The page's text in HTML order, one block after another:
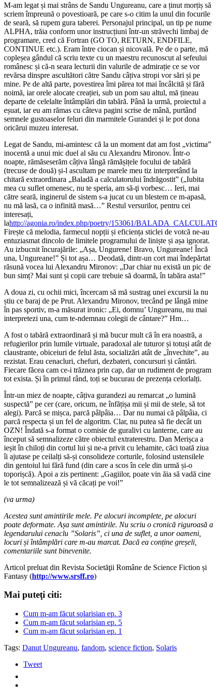
M-am legat și mai strâns de Sandu Ungureanu, care a ținut morțiș să
scriem împreună o povestioară, pe care s-o citim la unul din focurile
de seară, să rupem gura taberei. Personajul principal, un tip pe nume
ALPHA, trăia conform unor instrucțiuni într-un străvechi limbaj de
programare, cred că Fortran (GO TO, RETURN, ENDFILE,
CONTINUE etc.). Eram între ciocan și nicovală. Pe de o parte, mă
copleșea gândul că scriu texte cu un maestru recunoscut al sefeului
românesc și că-n seara lecturii din valurile de admirație ce se vor
revărsa dinspre ascultători către Sandu câțiva stropi vor sări și pe
mine. Pe de altă parte, povestirea îmi părea tot mai încâlcită și fără
noimă, iar orele alocate creației, sub un pom sau altul, mă țineau
departe de celelalte întâmplări din tabără. Până la urmă, proiectul a
eșuat, iar eu am rămas cu câteva pagini scrise de mână, purtând
semnele gustoaselor feluri din marmitele Gurandei și le pot dona
oricărui muzeu interesat.
Legat de Sandu, mi-amintesc că la un moment dat am fost „victima”
inocentă a unui mic duel al său cu Alexandru Mironov. Într-o
noapte, rămăseserăm câțiva lângă rămășițele focului de tabără
(trecuse de două) și-l ascultam pe marele meu tiz interpretând la
chitară extraordinara „Baladă a calculatorului îndrăgostit” („Iubita
mea cu suflet omenesc, nu te speria, am să-ţi vorbesc… Ieri, mai
către seară, inginerul de sistem s-a jucat cu un blestem ce m-apasă,
nu mă lasă, ca o infinită masă…” Restul versurilor, pentru cei
interesați,
lahttp://agonia.ro/index.php/poetry/153061/
Firește că melodia, farmecul nopții și eficiența sticlei de votcă ne-au
entuziasmat dincolo de limitele programului de liniște și așa ignorat.
Au izbucnit încurajările: „Așa, Ungurene! Bravo, Ungureane! Încă
una, Ungureane!” Și tot așa… Deodată, dintr-un cort mai îndepărtat
răsună vocea lui Alexandru Mironov: „Dar chiar nu există un pic de
bun simț? Mai sunt și copii care trebuie să doarmă, în tabăra asta!”
A doua zi, cu ochii mici, încercam să mă sustrag unei excursii la nu
știu ce baraj de pe Prut. Alexandru Mironov, trecând pe lângă mine
în pas sportiv, m-a măsurat ironic: „Ei, domnu’ Ungureanu, nu mai
interpretezi una, cum te-ndemnau colegii de cântare?” Hm…
A fost o tabără extraordinară și mă bucur mult că în era noastră, a
refugierilor prin lumile virtuale, paradoxal ale tuturor și totuși atât de
claustrante, obiceiuri de felul ăsta, socializări atât de „învechite”, au
rezistat. Erau cenacluri, chefuri, dezbateri, concursuri și cântări.
Fiecare făcea cam ce-i trăznea prin cap, dar un rudiment de program
tot exista. Și în primul rând, toți se bucurau de prezența celorlalți.
Într-un miez de noapte, câțiva gurandezi au remarcat „o lumină
suspectă” pe cer (care, oricum, ne înfățișa mii și mii de stele, să tot
alegi). Parcă se mișca, parcă pâlpâia… Dar nu numai că pâlpâia, ci
parcă respecta și un fel de algoritm. Clar, nu putea să fie decât un
OZN! Îndată s-a format o comisie de guralivi cu lanterne, care au
început să semnalizeze către obiectul extraterestru. Dan Merișca a
ieșit în chiloți din cortul lui și ne-a privit cu lehamite, căci toată ziua
îi ajutase pe ceilalți să-și consolideze corturile, folosind ustensilele
din gentoiul lui fără fund (din care a scos în cele din urmă și-o
toporișcă). Apoi a zis pertinent: „Gagiilor, poate vin ăia să vadă cine
le tot semnalizează și vă căcați pe voi!”
(va urma)
Acestea sunt amintirile mele. Pe alocuri incomplete, pe alocuri
poate deformate. Așa sunt amintirile. Nu scriu o cronică riguroasă a
legendarului cenaclu ”Solaris”, ci una de suflet, a unor oameni,
locuri și întâmplări care m-au marcat. Dacă ea conține greșeli,
comentariile sunt binevenite.
Articol preluat din Revista Societăţii Române de Science Fiction și
Fantasy (http://www.srsff.ro)
Mai puteţi citi:
Cum m-am făcut solarisian ep. 3
Cum m-am făcut solarisian ep. 5
Cum m-am făcut solarisian ep. 1
Tags: Danut Ungureanu, fandom, science fiction, Solaris
Tweet